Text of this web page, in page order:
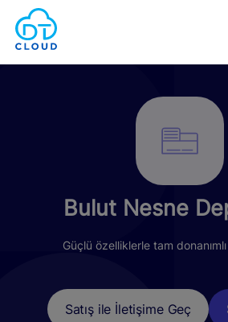
Bulut Nesne
Güçlü özelliklerle tam
Satış ile İletişime Geç